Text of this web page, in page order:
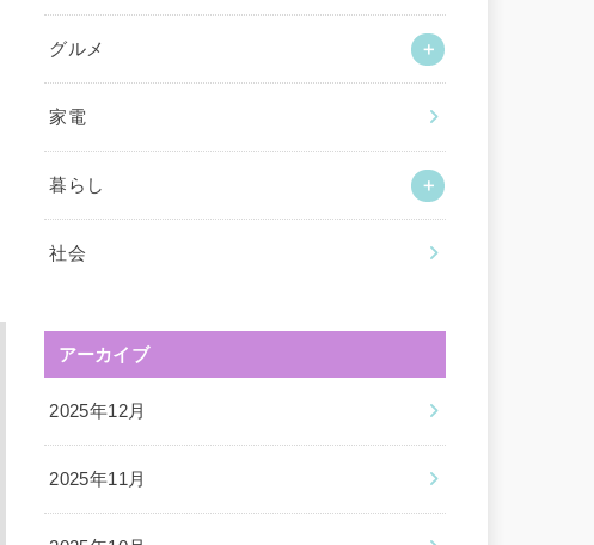
グルメ
家電
暮らし
社会
アーカイブ
2025年12月
2025年11月